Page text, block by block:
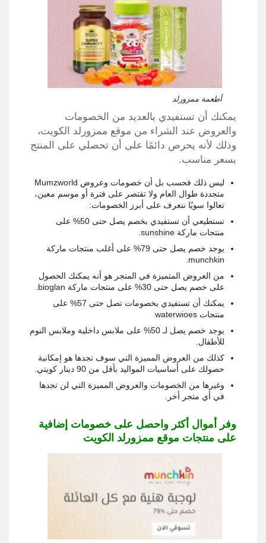
أطعمة ممزورلد
يمكنك أن تستفيدي بالعديد من الخصومات
والعروض عند الشراء من موقع ممزورلد الكويت،
وذلك لأنه يحرص دائمًا على أن تحصلي على المنتج
بسعر مناسب.
ليس ذلك فحسب بل أن خصومات وعروض Mumzworld
متجددة طوال العام ولا تقتصر على فترة أو موسم معين،
تعالوا سويًا نتعرف على أبرز الخصومات:
تستطيعي أن تستفيدي بخصم يصل حتى 50% على
منتجات ماركة sunshine.
يوجد خصم يصل حتى 79% على أغلب منتجات ماركة
munchkin.
من العروض المتميزة في المتجر هو أنه يمكنك الحصول
على خصم يصل حتى 30% على منتجات ماركة bioglan.
يمكنك أن تستفيدي بخصومات تصل حتى 57% على
منتجات waterwioes
يوجد خصم يصل لـ 50% على ملابس داخلية وملابس النوم
للأطفال.
كذلك من العروض المميزة التي سوف تجدها هو إمكانية
حصولك على أساسيات المواليد بأقل من 90 دينار كويتي.
وغيرها من الخصومات والعروض المميزة التي لن تجدها
في أي متجر أخر.
وفر أموال أكثر واحصل على خصومات إضافية
على منتجات موقع ممزورلد الكويت